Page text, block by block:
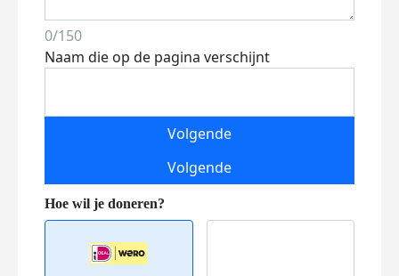
0/150
Naam die op de pagina verschijnt
Volgende
Volgende